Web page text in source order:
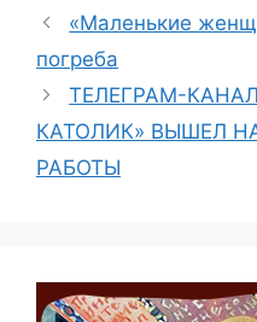
«Маленькие
погреба
ТЕЛЕГРАМ-
КАТОЛИК» ВЫШЕЛ
РАБОТЫ